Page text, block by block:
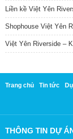
Liền kề Việt Yên
Shophouse Việt Yên
Việt Yên Riverside –
Trang chủ Tin tức
THÔNG TIN DỰ